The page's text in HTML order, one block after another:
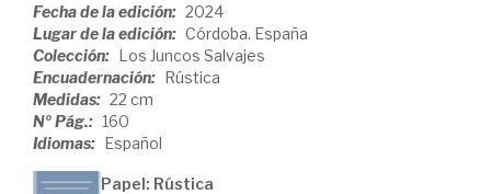
Fecha de la edición: 2024
Lugar de la edición: Córdoba. España
Colección: Los Juncos Salvajes
Encuadernación: Rústica
Medidas: 22 cm
Nº Pág.: 160
Idiomas: Español
Papel: Rústica